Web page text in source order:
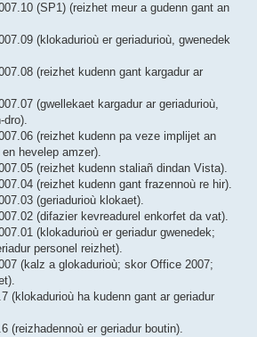
(SP1) (reizhet meur a gudenn gant an
(klokadurioù er geriadurioù, gwenedek
(reizhet kudenn gant kargadur ar
(gwellekaet kargadur ar geriadurioù,
dro).
(reizhet kudenn pa veze implijet an
hevelep amzer).
(reizhet kudenn staliañ dindan Vista).
(reizhet kudenn gant frazennoù re hir).
(geriadurioù klokaet).
(difazier kevreadurel enkorfet da vat).
(klokadurioù er geriadur gwenedek;
personel reizhet).
(kalz a glokadurioù; skor Office 2007;
(klokadurioù ha kudenn gant ar geriadur
(reizhadennoù er geriadur boutin).